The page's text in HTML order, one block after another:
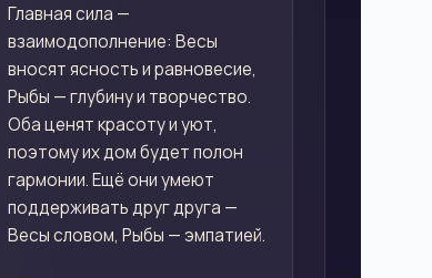
Главная сила —
взаимодополнение: Весы
вносят ясность и равновесие,
Рыбы — глубину и творчество.
Оба ценят красоту и уют,
поэтому их дом будет полон
гармонии. Ещё они умеют
поддерживать друг друга —
Весы словом, Рыбы — эмпатией.